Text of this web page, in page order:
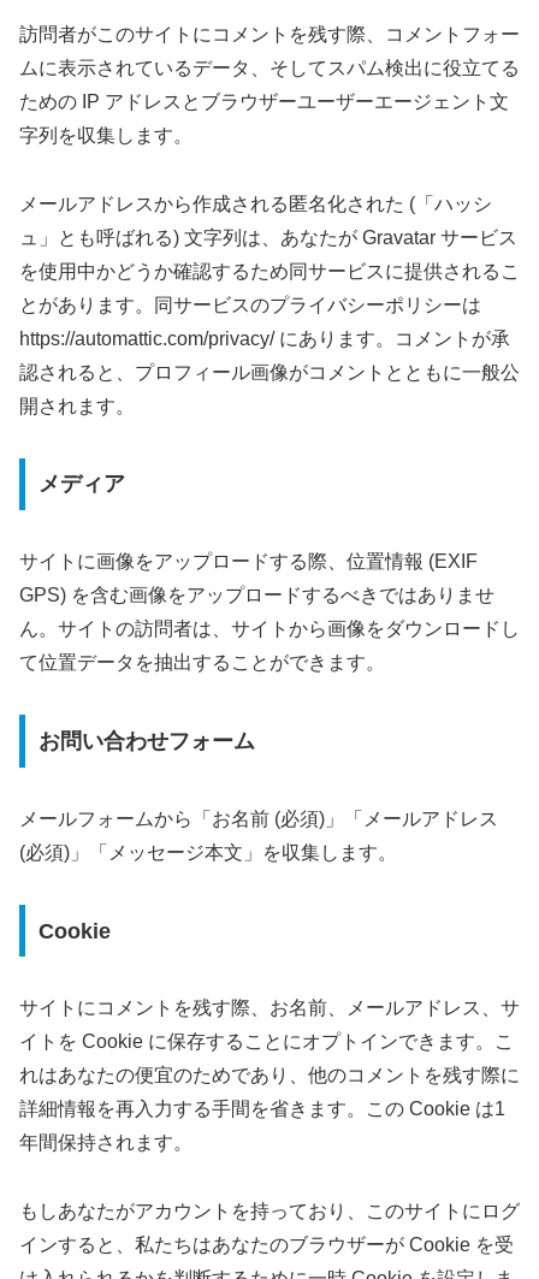
訪問者がこのサイトにコメントを残す際、コメントフォー
ムに表示されているデータ、そしてスパム検出に役立てる
ための IP アドレスとブラウザーユーザーエージェント文
字列を収集します。
メールアドレスから作成される匿名化された (「ハッシ
ュ」とも呼ばれる) 文字列は、あなたが Gravatar サービス
を使用中かどうか確認するため同サービスに提供されるこ
とがあります。同サービスのプライバシーポリシーは
https://automattic.com/privacy/ にあります。コメントが承
認されると、プロフィール画像がコメントとともに一般公
開されます。
メディア
サイトに画像をアップロードする際、位置情報 (EXIF
GPS) を含む画像をアップロードするべきではありませ
ん。サイトの訪問者は、サイトから画像をダウンロードし
て位置データを抽出することができます。
お問い合わせフォーム
メールフォームから「お名前 (必須)」「メールアドレス
(必須)」「メッセージ本文」を収集します。
Cookie
サイトにコメントを残す際、お名前、メールアドレス、サ
イトを Cookie に保存することにオプトインできます。こ
れはあなたの便宜のためであり、他のコメントを残す際に
詳細情報を再入力する手間を省きます。この Cookie は1
年間保持されます。
もしあなたがアカウントを持っており、このサイトにログ
インすると、私たちはあなたのブラウザーが Cookie を受